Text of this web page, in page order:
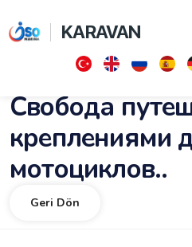
KARAVAN
Свобода
креплениями
мотоциклов..
Geri Dön